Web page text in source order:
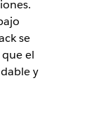
se
el
y